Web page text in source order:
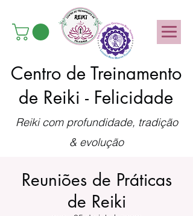
Centro de Treinamento
de Reiki - Felicidade
Reiki com profundidade, tradição
& evolução
Reuniões de Práticas
de Reiki